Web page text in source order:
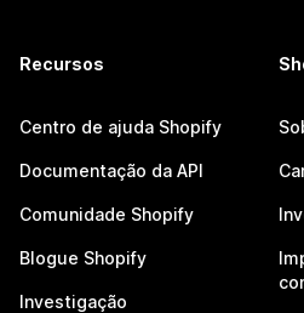
Recursos
Centro de ajuda Shopify
Documentação da API
Comunidade Shopify
Blogue Shopify
Investigação